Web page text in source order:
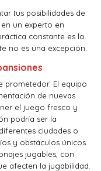
tus posibilidades de
un experto en
constante es la
no es una excepción.
prometedor. El equipo
de nuevas
el juego fresco y
podría ser la
ciudades o
y obstáculos únicos.
jugables, con
afecten la jugabilidad.